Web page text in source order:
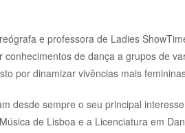
e professora de Ladies
conhecimentos de dança a grupos de
por dinamizar vivências mais
desde sempre o seu principal
de Lisboa e a Licenciatura em